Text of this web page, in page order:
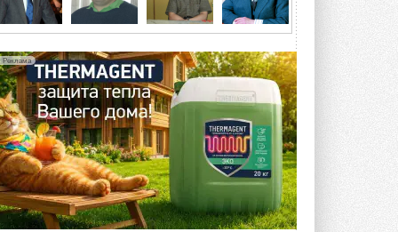
систему DVM на R32
Линейка включает семь типоразмеров
Суммарная длина трубопроводов ...
3 АВГУСТА 2026
«СиСофт Девелопмент» подвел
итоги конкурса студенческих
проектов «ТИМ-лидеры 2026»
Новый сезон конкурса «ТИМ-лидеры»
стартует уже в сентябре 2026 года ...
3 АВГУСТА 2026
«Русклимат» укрепляет
партнёрство за Уралом
Реклама